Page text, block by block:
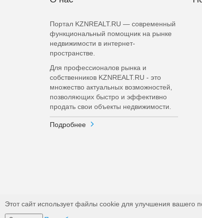
Портал KZNREALT.RU — современный
функциональный помощник на рынке
недвижимости в интернет-
пространстве.
Для профессионалов рынка и
собственников KZNREALT.RU - это
множество актуальных возможностей,
позволяющих быстро и эффективно
продать свои объекты недвижимости.
Подробнее
Этот сайт использует файлы cookie для улучшения вашего